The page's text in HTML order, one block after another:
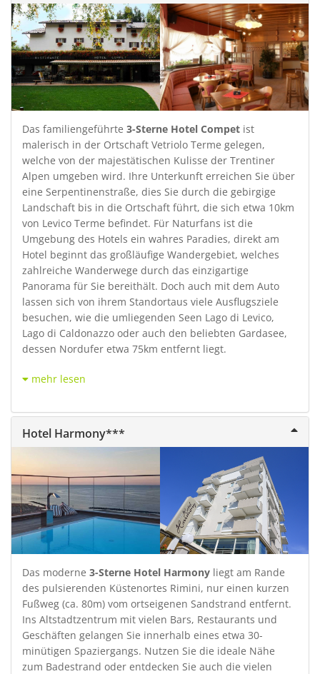
Das familiengeführte 3-Sterne Hotel Compet ist
malerisch in der Ortschaft Vetriolo Terme gelegen,
welche von der majestätischen Kulisse der Trentiner
Alpen umgeben wird. Ihre Unterkunft erreichen Sie über
eine Serpentinenstraße, dies Sie durch die gebirgige
Landschaft bis in die Ortschaft führt, die sich etwa 10km
von Levico Terme befindet. Für Naturfans ist die
Umgebung des Hotels ein wahres Paradies, direkt am
Hotel beginnt das großläufige Wandergebiet, welches
zahlreiche Wanderwege durch das einzigartige
Panorama für Sie bereithält. Doch auch mit dem Auto
lassen sich von ihrem Standortaus viele Ausflugsziele
besuchen, wie die umliegenden Seen Lago di Levico,
Lago di Caldonazzo oder auch den beliebten Gardasee,
dessen Nordufer etwa 75km entfernt liegt.
mehr lesen
Hotel Harmony***
Das moderne 3-Sterne Hotel Harmony liegt am Rande
des pulsierenden Küstenortes Rimini, nur einen kurzen
Fußweg (ca. 80m) vom ortseigenen Sandstrand entfernt.
Ins Altstadtzentrum mit vielen Bars, Restaurants und
Geschäften gelangen Sie innerhalb eines etwa 30-
minütigen Spaziergangs. Nutzen Sie die ideale Nähe
zum Badestrand oder entdecken Sie auch die vielen